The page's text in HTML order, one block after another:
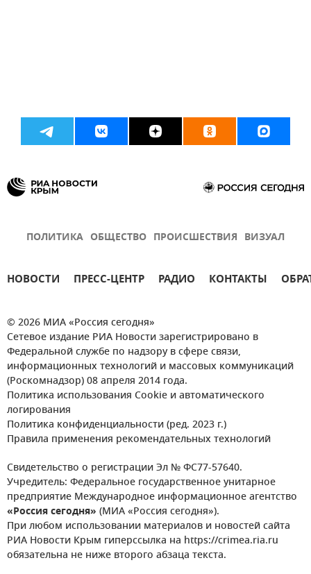
ПОЛИТИКА ОБЩЕСТВО ПРОИСШЕСТВИЯ ВИЗУАЛ
НОВОСТИ ПРЕСС-ЦЕНТР РАДИО КОНТАКТЫ
© 2026 МИА «Россия сегодня»
Сетевое издание РИА Новости зарегистрировано в
Федеральной службе по надзору в сфере связи,
информационных технологий и массовых коммуникаций
(Роскомнадзор) 08 апреля 2014 года.
Политика использования Cookie и автоматического
логирования
Политика конфиденциальности (ред. 2023 г.)
Правила применения рекомендательных технологий
Свидетельство о регистрации Эл № ФС77-57640.
Учредитель: Федеральное государственное унитарное
предприятие Международное информационное агентство
«Россия сегодня» (МИА «Россия сегодня»).
При любом использовании материалов и новостей сайта
РИА Новости Крым гиперссылка на https://crimea.ria.ru
обязательна не ниже второго абзаца текста.